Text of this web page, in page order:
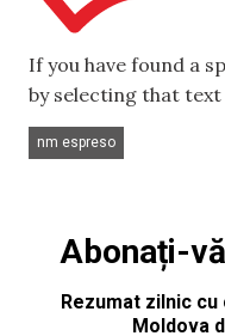
If you have found a
by selecting that
nm espreso
Abonați-
Rezumat zilnic
Moldova